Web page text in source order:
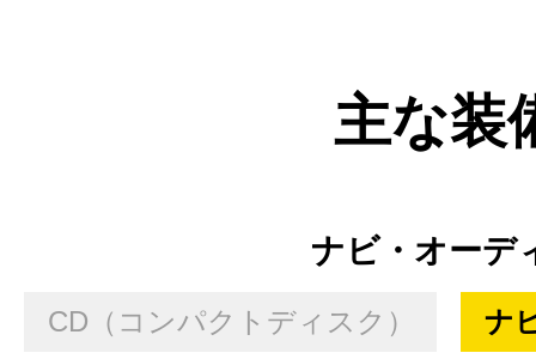
主な装
ナビ・オーデ
CD（コンパクトディスク） ナ